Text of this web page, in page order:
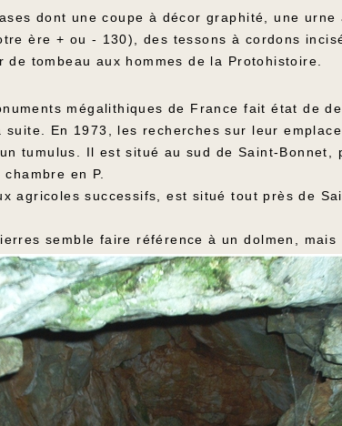
dont une coupe à décor graphité, une
ère + ou - 130), des tessons à cordons
tombeau aux hommes de la Protohistoire.
mégalithiques de France fait état de
En 1973, les recherches sur leur
tumulus. Il est situé au sud de Saint-
en P.
agricoles successifs, est situé tout près de
semble faire référence à un dolmen,